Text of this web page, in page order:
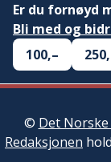
Er du fornøyd
Bli med og
100,–
© Det
Redaksjonen